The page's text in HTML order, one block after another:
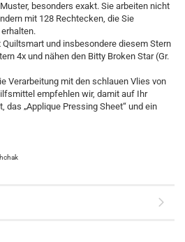
besonders exakt. Sie arbeiten nicht
mit 128 Rechtecken, die Sie
und insbesondere diesem Stern
4x und nähen den Bitty Broken Star (Gr.
Verarbeitung mit den schlauen Vlies von
empfehlen wir, damit auf Ihr
das „Applique Pressing Sheet“ und ein